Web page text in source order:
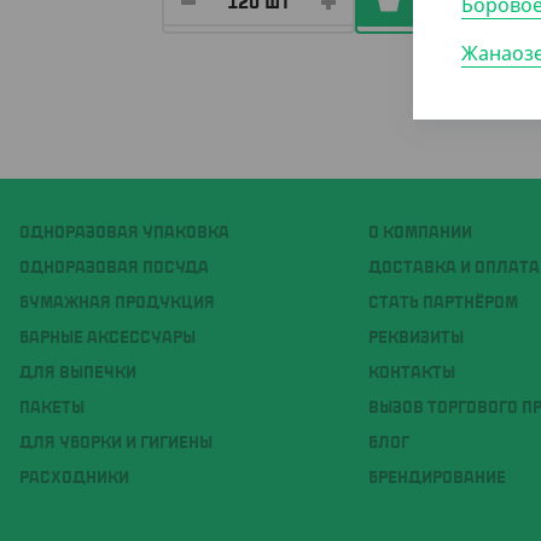
ОДНОРАЗОВАЯ УПАКОВКА
ОДНОРАЗОВАЯ ПОСУДА
БУМАЖНАЯ ПРОДУКЦИЯ
БАРНЫЕ АКСЕССУАРЫ
ДЛЯ ВЫПЕЧКИ
ПАКЕТЫ
ДЛЯ УБОРКИ И ГИГИЕНЫ
РАСХОДНИКИ
О КОМПАНИИ
ДОСТАВКА И ОПЛАТА
СТАТЬ ПАРТНЁРОМ
РЕКВИЗИТЫ
КОНТАКТЫ
ВЫЗОВ ТОРГОВОГО
БЛОГ
БРЕНДИРОВАНИЕ